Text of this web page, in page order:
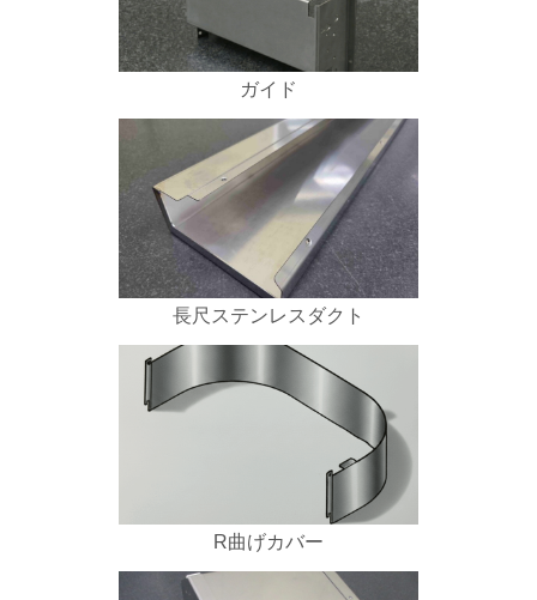
ガイド
長尺ステンレスダクト
R曲げカバー